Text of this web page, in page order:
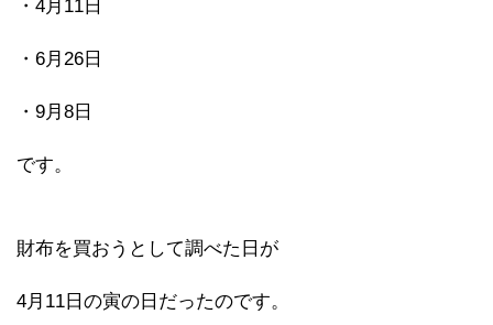
・4月11日
・6月26日
・9月8日
です。
財布を買おうとして調べた日が
4月11日の寅の日だったのです。